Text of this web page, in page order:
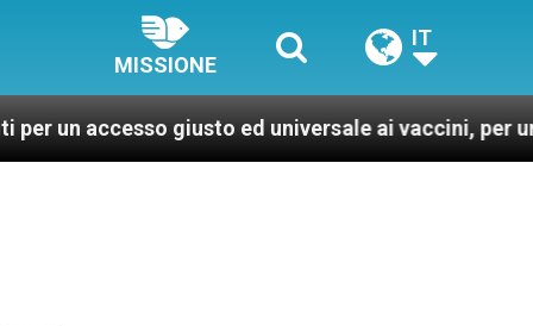
MISSIONE
IT
ed universale ai vaccini, per un mondo più